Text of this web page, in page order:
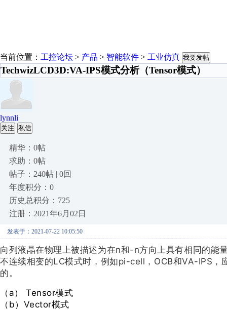
当前位置： 工控论坛 > 产品 > 智能软件 > 工业仿真 我要发帖
TechwizLCD3D:VA-IPS模式分析（Tensor模式）
lynnli
关注 私信
精华：0帖
求助：0帖
帖子：240帖 | 0回
年度积分：0
历史总积分：725
注册：2021年6月02日
发表于：2021-07-22 10:05:50
向列液晶在物理上被描述为在n和-n方向上具有相同的能
不连续相变的LC模式时，例如pi-cell，OCB和VA-IPS
的。
（a）
Tensor模式
（b）Vector模式